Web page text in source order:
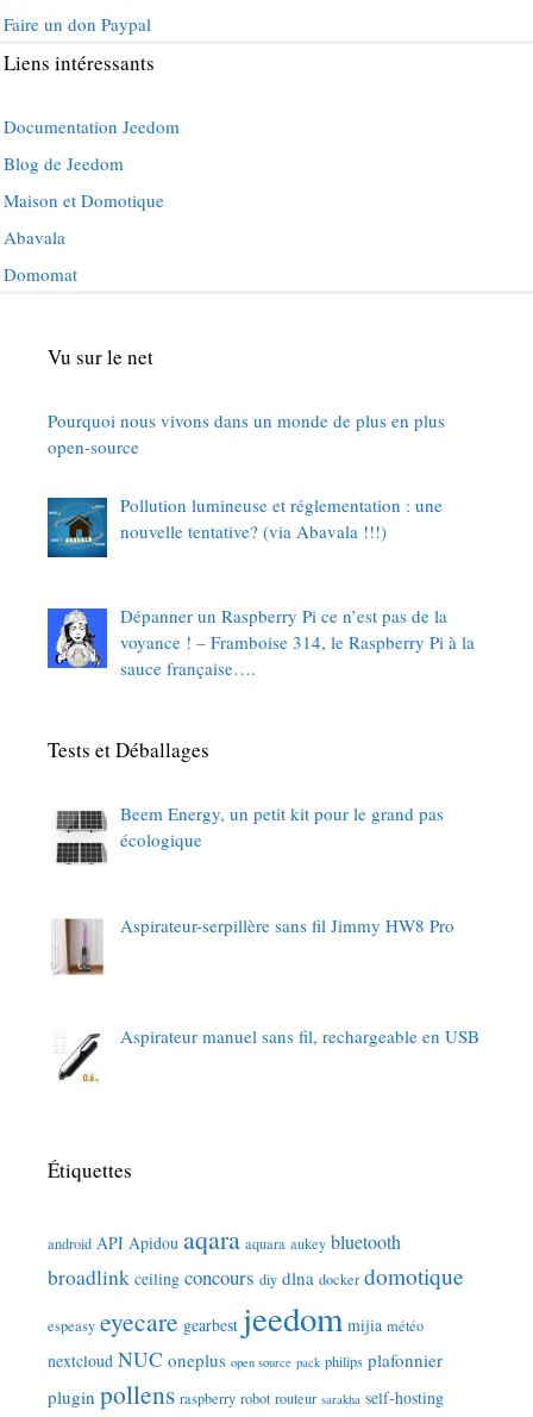
Faire un don Paypal
Liens intéressants
Documentation Jeedom
Blog de Jeedom
Maison et Domotique
Abavala
Domomat
Vu sur le net
Pourquoi nous vivons dans un monde de plus en plus
open-source
Pollution lumineuse et réglementation : une
nouvelle tentative? (via Abavala !!!)
Dépanner un Raspberry Pi ce n’est pas de la
voyance ! – Framboise 314, le Raspberry Pi à la
sauce française….
Tests et Déballages
Beem Energy, un petit kit pour le grand pas
écologique
Aspirateur-serpillère sans fil Jimmy HW8 Pro
Aspirateur manuel sans fil, rechargeable en USB
Étiquettes
android API Apidou aqara aquara aukey bluetooth
broadlink ceiling concours diy dlna docker domotique
espeasy eyecare gearbest jeedom mijia météo
nextcloud NUC oneplus open source pack philips plafonnier
plugin pollens raspberry robot routeur sarakha self-hosting